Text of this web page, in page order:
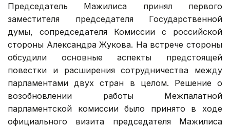
Председатель Мажилиса принял первого
заместителя председателя Государственной
думы, сопредседателя Комиссии с российской
стороны Александра Жукова. На встрече стороны
обсудили основные аспекты предстоящей
повестки и расширения сотрудничества между
парламентами двух стран в целом. Решение о
возобновлении работы Межпалатной
парламентской комиссии было принято в ходе
официального визита председателя Мажилиса